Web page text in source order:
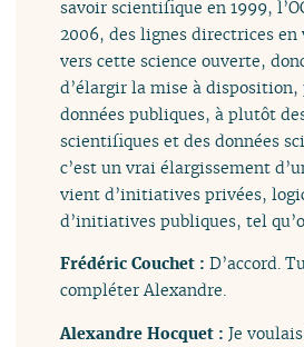
savoir scientifique en 1999,
2006, des lignes directrices en
vers cette science ouverte,
d’élargir la mise à disposition,
données publiques, à plutôt
scientifiques et des données
c’est un vrai élargissement
vient d’initiatives privées,
d’initiatives publiques, tel
Frédéric Couchet :D’accord.
compléter Alexandre.
Alexandre Hocquet :Je